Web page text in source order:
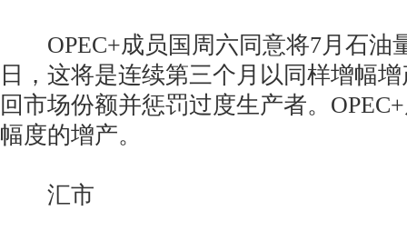
OPEC+成员国周六同意将7月石油
日，这将是连续第三个月以同样增幅
回市场份额并惩罚过度生产者。
幅度的增产。
汇市